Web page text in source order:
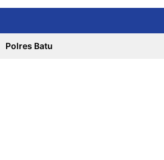
Polres Batu